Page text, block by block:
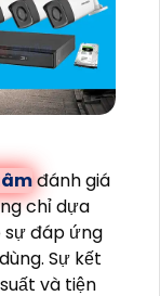
đánh giá
chỉ dựa
sự đáp ứng
Sự kết
và tiện